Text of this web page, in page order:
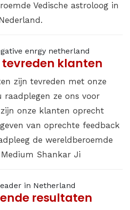
Vedische astroloog in
tevreden klanten
zijn tevreden met onze
raadplegen ze ons voor
onze klanten oprecht
van oprechte feedback
de wereldberoemde
Shankar Ji
resultaten